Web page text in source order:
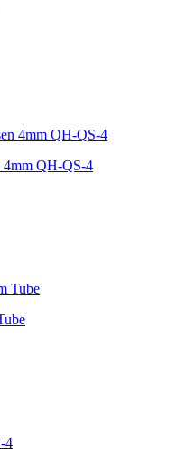
4mm QH-QS-4